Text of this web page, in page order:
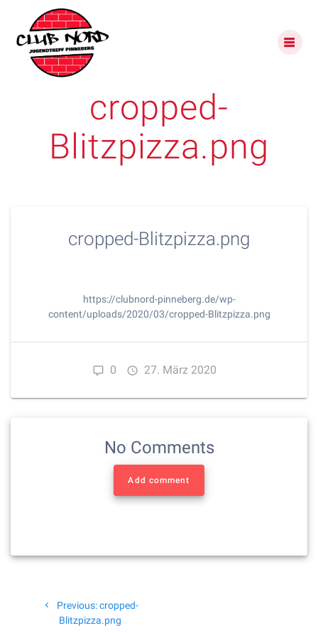
cropped-
Blitzpizza.png
cropped-Blitzpizza.png
https://clubnord-pinneberg.de/wp-
content/uploads/2020/03/cropped-Blitzpizza.png
0 27. März 2020
No Comments
Add comment
Previous:Previous
post:
cropped-
Blitzpizza.png